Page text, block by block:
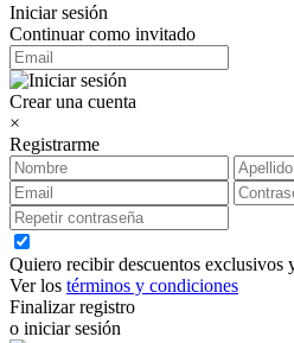
Iniciar sesión
Continuar como invitado
Crear una cuenta
×
Registrarme
Quiero recibir descuentos exclusivos
Ver los términos y condiciones
Finalizar registro
o iniciar sesión